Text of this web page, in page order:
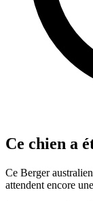
Ce chien a
Ce Berger
attendent encore